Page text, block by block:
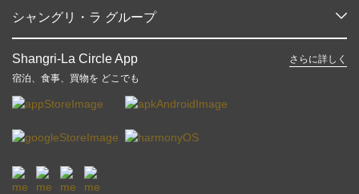
レストラン＆バー
シャングリ・ラ サークルに入会
よくあるお問合せや質問
シャングリ・ラ グループ
シャングリ・ラ ブランド
シャングリ・ラ センター
レジデンス
お問い合わせ
採用情報
ニュース
Shangri-La Circle App
さらに詳しく
宿泊、食事、買物を どこでも